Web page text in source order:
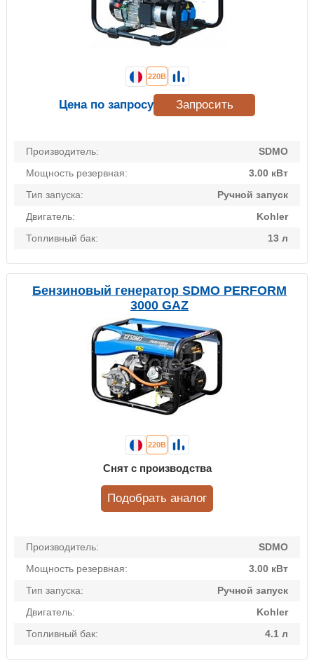
Производитель:
SDMO
Мощность резервная:
3.00 кВт
Тип запуска:
Ручной запуск
Двигатель:
Kohler
Топливный бак:
13 л
220В
Цена по запросу Запросить
Бензиновый генератор SDMO PERFORM
3000 GAZ
Производитель:
SDMO
Мощность резервная:
3.00 кВт
Тип запуска:
Ручной запуск
Двигатель:
Kohler
Топливный бак:
4.1 л
220В
Снят с производства
Подобрать аналог